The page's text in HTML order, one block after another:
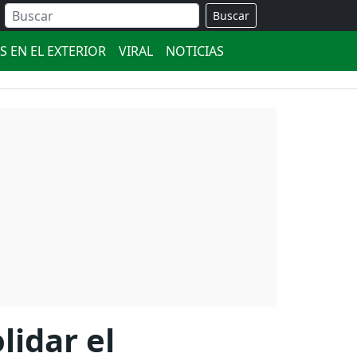
Buscar
EN EL EXTERIOR VIRAL NOTICIAS
el